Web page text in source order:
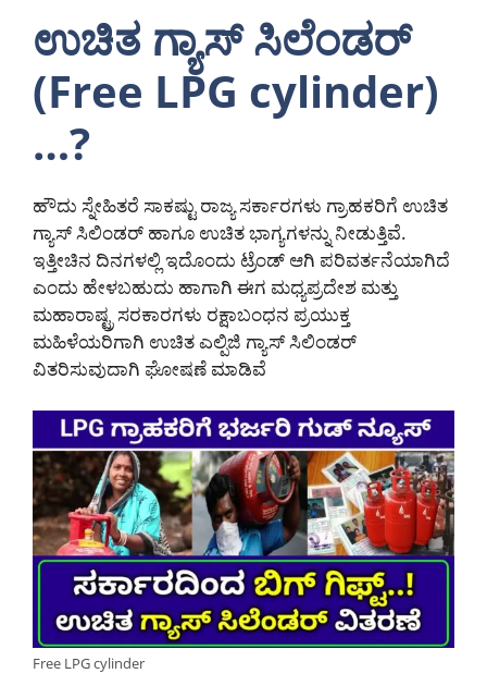
ಉಚಿತ ಗ್ಯಾಸ್ ಸಿಲೆಂಡರ್
(Free LPG cylinder)
…?
ಹೌದು ಸ್ನೇಹಿತರೆ ಸಾಕಷ್ಟು ರಾಜ್ಯ ಸರ್ಕಾರಗಳು ಗ್ರಾಹಕರಿಗೆ ಉಚಿತ
ಗ್ಯಾಸ್ ಸಿಲಿಂಡರ್ ಹಾಗೂ ಉಚಿತ ಭಾಗ್ಯಗಳನ್ನು ನೀಡುತ್ತಿವೆ.
ಇತ್ತೀಚಿನ ದಿನಗಳಲ್ಲಿ ಇದೊಂದು ಟ್ರೆಂಡ್ ಆಗಿ ಪರಿವರ್ತನೆಯಾಗಿದೆ
ಎಂದು ಹೇಳಬಹುದು ಹಾಗಾಗಿ ಈಗ ಮಧ್ಯಪ್ರದೇಶ ಮತ್ತು
ಮಹಾರಾಷ್ಟ್ರ ಸರಕಾರಗಳು ರಕ್ಷಾಬಂಧನ ಪ್ರಯುಕ್ತ
ಮಹಿಳೆಯರಿಗಾಗಿ ಉಚಿತ ಎಲ್ಪಿಜಿ ಗ್ಯಾಸ್ ಸಿಲಿಂಡರ್
ವಿತರಿಸುವುದಾಗಿ ಘೋಷಣೆ ಮಾಡಿವೆ
Free LPG cylinder